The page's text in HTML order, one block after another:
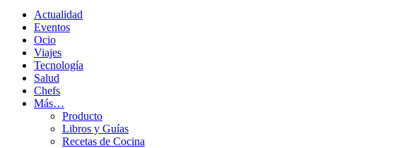
Actualidad
Eventos
Ocio
Viajes
Tecnología
Salud
Chefs
Más…
Producto
Libros y Guías
Recetas de Cocina